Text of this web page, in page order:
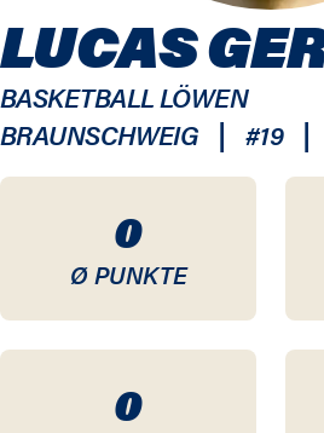
0
Ø PUNKTE
0
LUCAS
BASKETBALL LÖWEN
BRAUNSCHWEIG | #19 |